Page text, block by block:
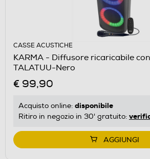
CASSE ACUSTICHE
KARMA - Diffusore ricaricabile
TALATUU-Nero
€ 99,90
Acquisto online: disponibile
Ritiro in negozio in 30' gratuito:
AGGIUNGI